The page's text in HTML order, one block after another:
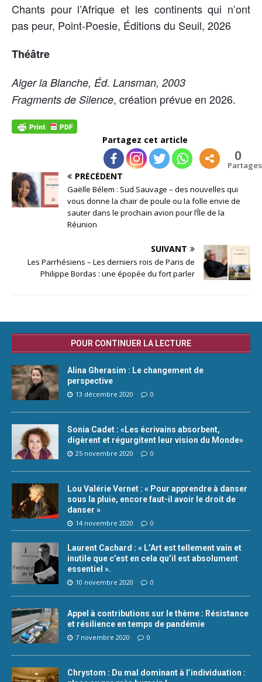
Chants pour l’Afrique et les continents qui n’ont
pas peur, Point-Poesie, Éditions du Seuil, 2026
Théâtre
Alger la Blanche, Éd. Lansman, 2003
Fragments de Silence, création prévue en 2026.
Partagez cet article
0
Partages
PRÉCÉDENT
Gaëlle Bélem : Sud Sauvage – des nouvelles qui
vous donne la chair de poule ou la folle envie de
sauter dans le prochain avion pour l’Île de la
Réunion
SUIVANT
Les Parrhésiens – Les derniers rois de Paris de
Philippe Bordas : une épopée du fort parler
POUR CONTINUER LA LECTURE
Alina Gherasim : Le changement de
perspective
13 décembre 2020 0
Sonia Cadet : «Les écrivains absorbent,
digèrent et régurgitent leur vision du Monde»
25 novembre 2020 0
Lou Valérie Vernet : « Pour apprendre à danser
sous la pluie, encore faut-il avoir le droit de
danser »
14 novembre 2020 0
Laurent Cachard : « L’Art est tellement vain et
inutile que c’est en cela qu’il est absolument
essentiel ».
10 novembre 2020 0
Appel à contributions sur le thème : Résistance
et résilience en temps de pandémie
7 novembre 2020 0
Chrystom : Du mal dominant à l’individuation :